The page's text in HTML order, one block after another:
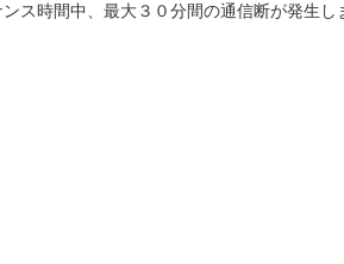
ス時間中、最大３０分間の通信断が発生し